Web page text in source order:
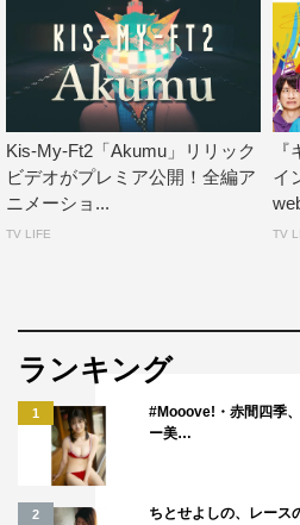
Kis-My-Ft2「Akumu」リリック
ビデオがプレミア公開！全編ア
ニメーショ...
TV LIFE
イ
TV
ランキング
1
#Mooove!・赤間四季
ー美…
2
ちとせよしの、レース